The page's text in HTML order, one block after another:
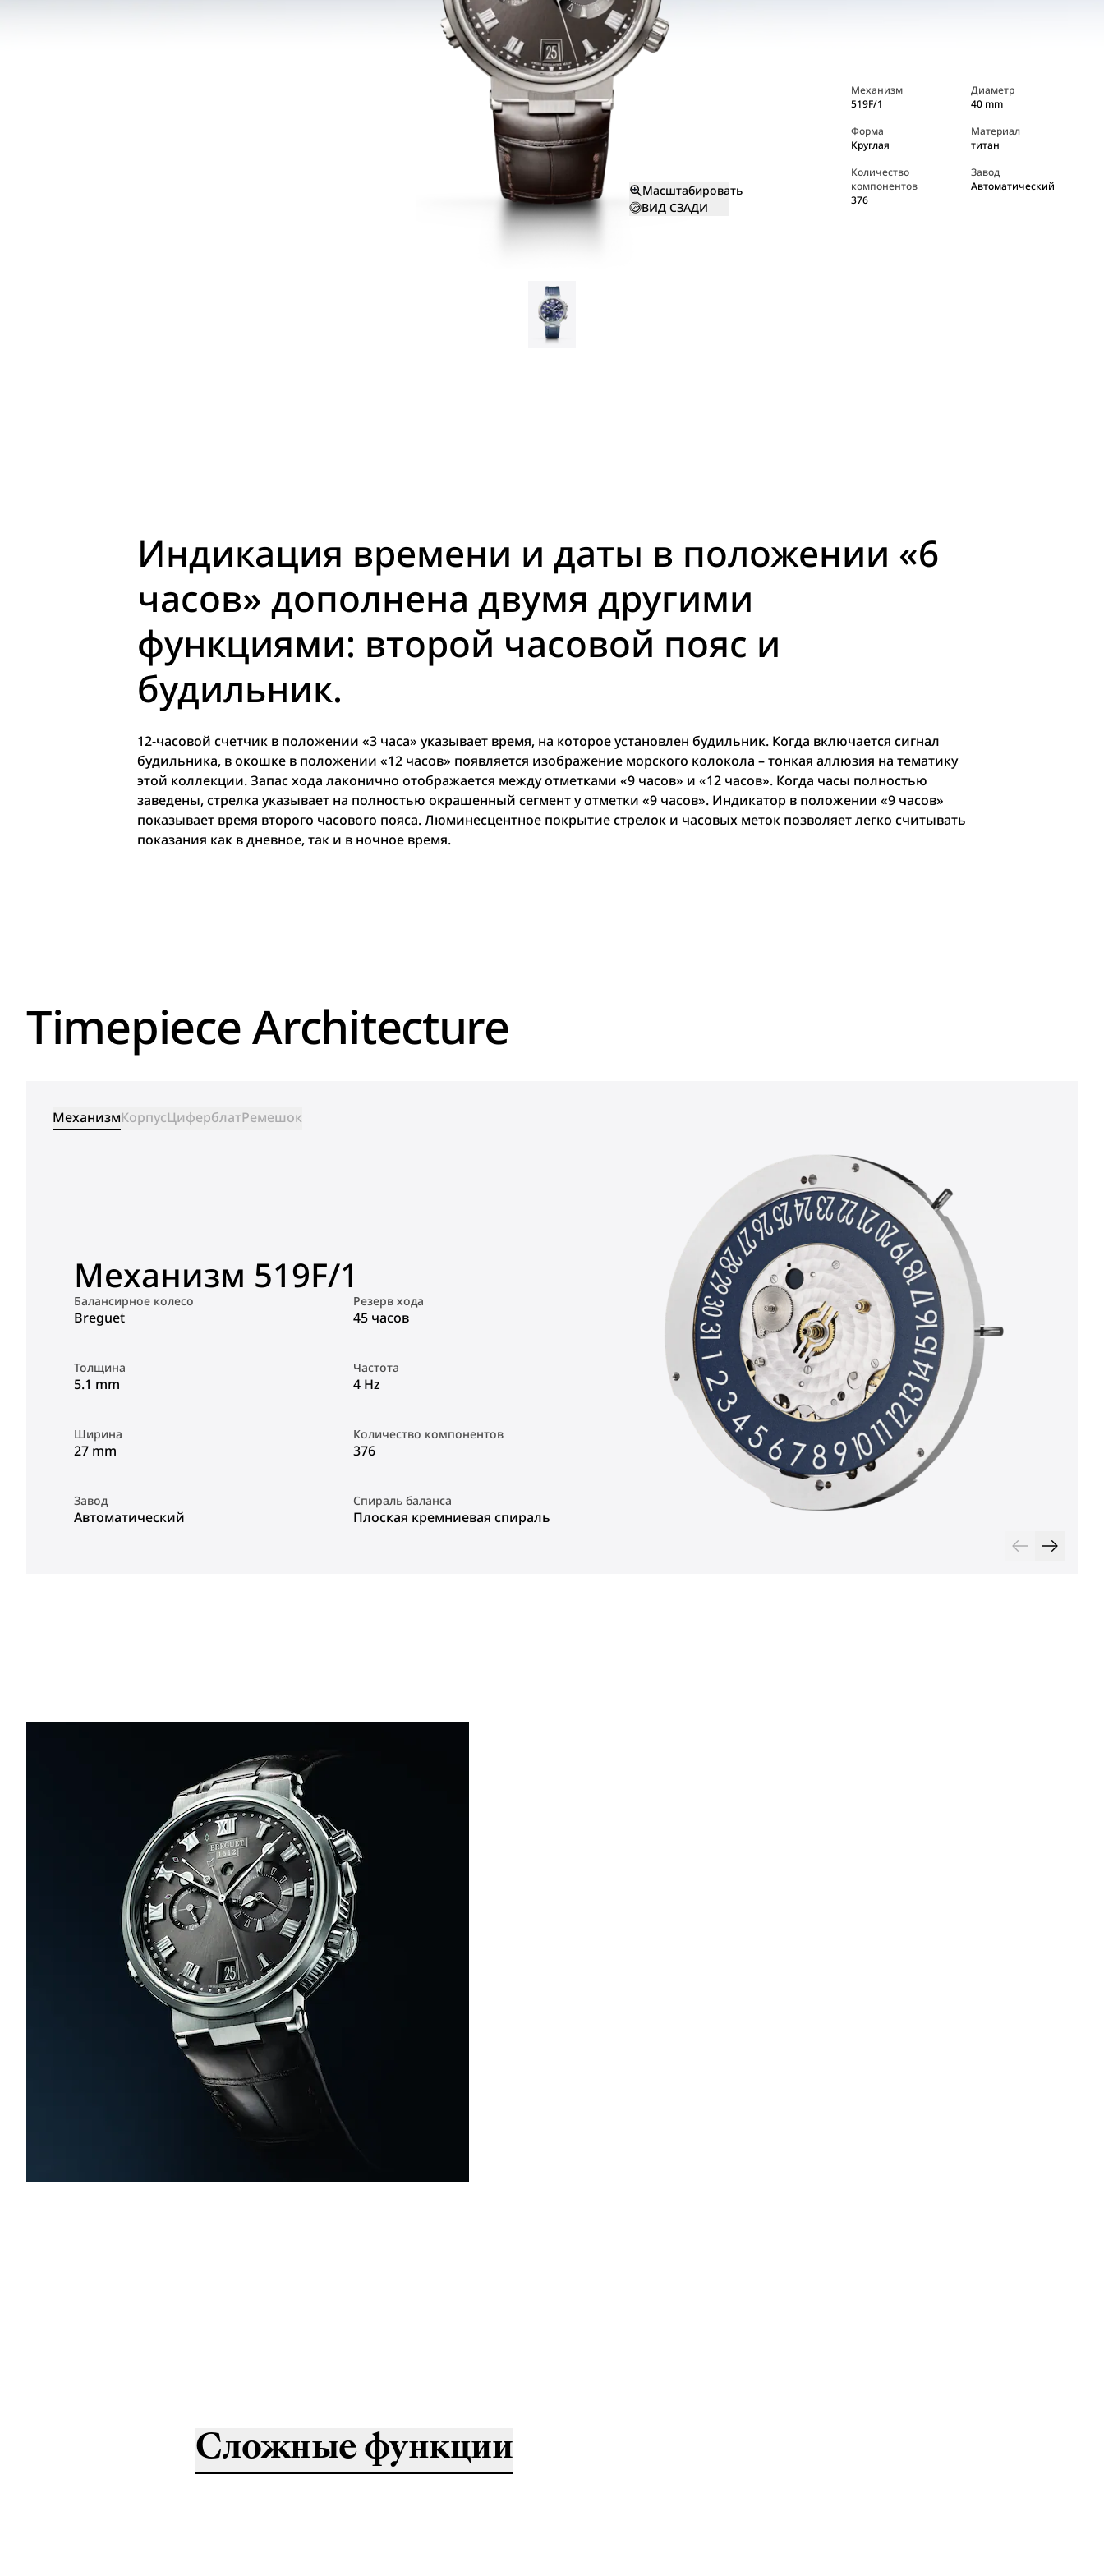
Масштабировать
ВИД СЗАДИ
Механизм
519F/1
Диаметр
40 mm
Форма
Круглая
Материал
титан
Количество
компонентов
376
Завод
Автоматический
Индикация времени и даты в положении «6
часов» дополнена двумя другими
функциями: второй часовой пояс и
будильник.
12-часовой счетчик в положении «3 часа» указывает время, на которое установлен будильник. Когда включается сигнал
будильника, в окошке в положении «12 часов» появляется изображение морского колокола – тонкая аллюзия на тематику
этой коллекции. Запас хода лаконично отображается между отметками «9 часов» и «12 часов». Когда часы полностью
заведены, стрелка указывает на полностью окрашенный сегмент у отметки «9 часов». Индикатор в положении «9 часов»
показывает время второго часового пояса. Люминесцентное покрытие стрелок и часовых меток позволяет легко считывать
показания как в дневное, так и в ночное время.
Timepiece Architecture
МеханизмКорпусЦиферблатРемешок
Механизм 519F/1
Балансирное колесо
Breguet
Резерв хода
45 часов
Толщина
5.1 mm
Частота
4 Hz
Ширина
27 mm
Количество компонентов
376
Завод
Автоматический
Спираль баланса
Плоская кремниевая спираль
Сложные функции